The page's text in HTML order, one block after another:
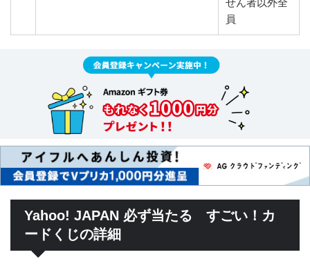
員
Yahoo! JAPAN 必ず当たる すごい！カ
ードくじの詳細